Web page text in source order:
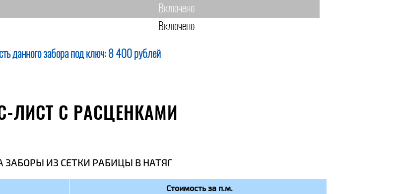
Включено
Включено
данного забора под ключ: 8 400 рублей
ЛИСТ С РАСЦЕНКАМИ
ЗАБОРЫ ИЗ СЕТКИ РАБИЦЫ В НАТЯГ
Стоимость за п.м.